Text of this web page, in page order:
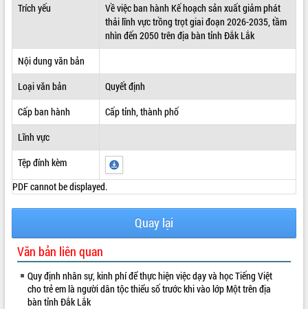
VĂN BẢN HĐND TỈNH
QUY HOẠCH - KẾ HOẠCH
Trích yếu
Về việc ban hành Kế hoạch sản xuất giảm phát
thải lĩnh vực trồng trọt giai đoạn 2026-2035, tầm
nhìn đến 2050 trên địa bàn tỉnh Đắk Lắk
Nội dung văn bản
Loại văn bản
Quyết định
Cấp ban hành
Cấp tỉnh, thành phố
Lĩnh vực
Tệp đính kèm
PDF cannot be displayed.
Quay lại
Văn bản liên quan
Quy định nhân sự, kinh phí để thực hiện việc dạy và học Tiếng Việt
cho trẻ em là người dân tộc thiểu số trước khi vào lớp Một trên địa
bàn tỉnh Đắk Lắk